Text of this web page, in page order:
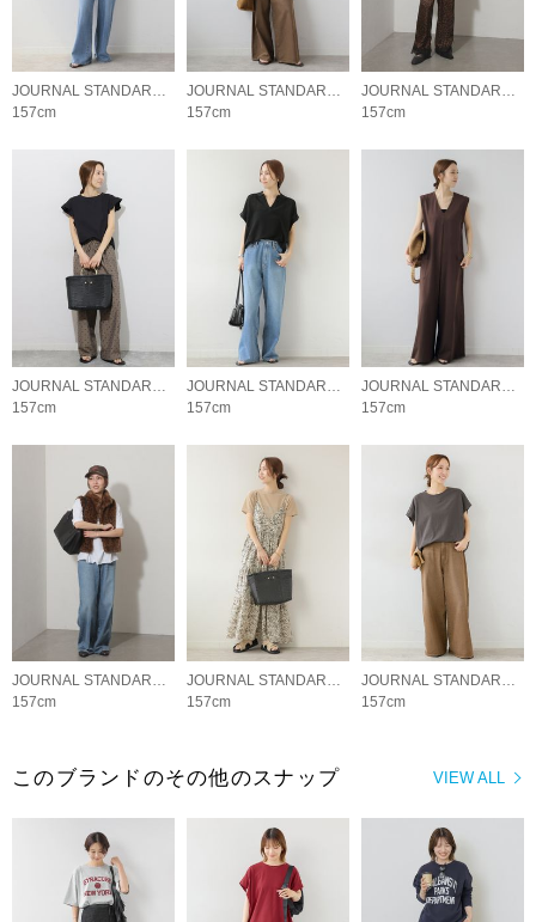
JOURNAL STANDARD relume LADYS
157cm
JOURNAL STANDARD relume LADYS
157cm
JOURNAL STANDARD relume LADYS
157cm
157cm
157cm
157cm
157cm
157cm
157cm
VIEW ALL
このブランドのその他のスナップ